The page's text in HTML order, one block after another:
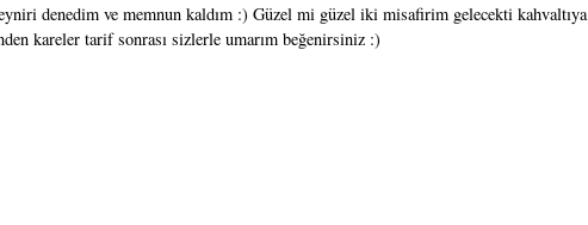
denedim ve memnun kaldım :) Güzel mi güzel iki misafirim gelecekti kahvaltıya
kareler tarif sonrası sizlerle umarım beğenirsiniz :)